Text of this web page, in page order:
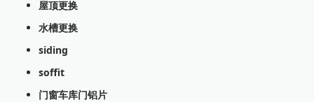
屋顶更换
水槽更换
siding
soffit
门窗车库门铝片